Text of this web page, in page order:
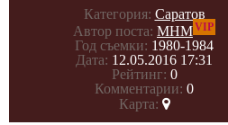
Категория: Саратов
Автор поста: МНМVIP
Год съемки: 1980-1984
Дата: 12.05.2016 17:31
Рейтинг: 0
Комментарии: 0
Карта: